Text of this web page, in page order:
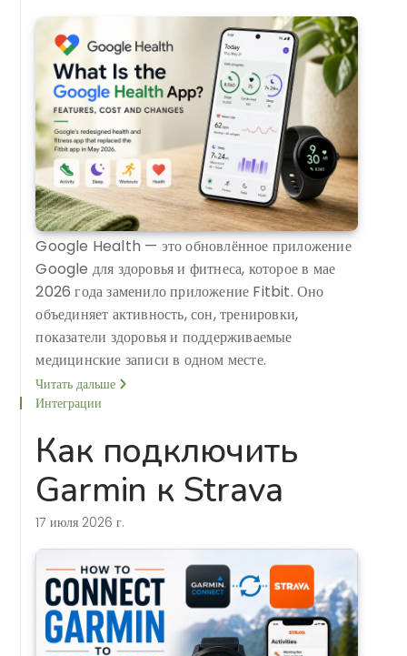
Google Health — это обновлённое приложение
Google для здоровья и фитнеса, которое в мае
2026 года заменило приложение Fitbit. Оно
объединяет активность, сон, тренировки,
показатели здоровья и поддерживаемые
медицинские записи в одном месте.
Читать дальше
Интеграции
Как подключить
Garmin к Strava
17 июля 2026 г.